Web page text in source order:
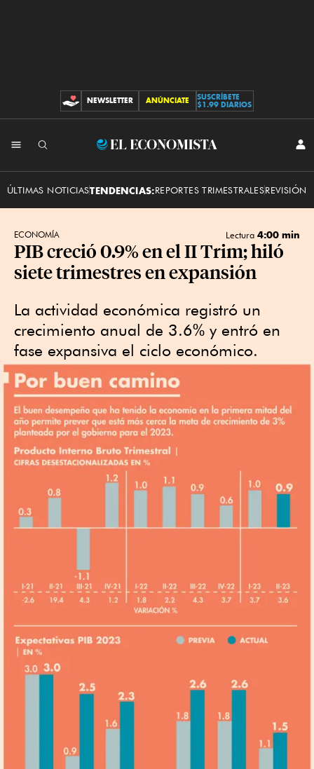
CONTRIBUCIONES
NEWSLETTER ANÚNCIATE
SUSCRÍBETE
$1.99 DIARIOS
El
ÚLTIMAS NOTICIASTENDENCIAS:REPORTES TRIMESTRALESREVISIÓN
ECONOMÍA Lectura 4:00 min
PIB creció 0.9% en el II Trim; hiló
siete trimestres en expansión
La actividad económica registró un
crecimiento anual de 3.6% y entró en
fase expansiva el ciclo económico.